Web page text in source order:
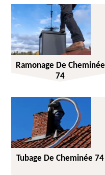
Ramonage De Cheminée
74
Tubage De Cheminée 74